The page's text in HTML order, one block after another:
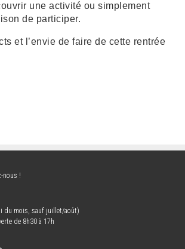
une activité ou simplement
de participer.
et l’envie de faire de cette rentrée
nous !
du mois, sauf juillet/août)
de 8h30 à 17h